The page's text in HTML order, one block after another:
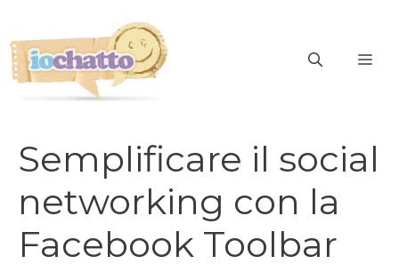
contenuto
Semplificare il social
networking con la
Facebook Toolbar